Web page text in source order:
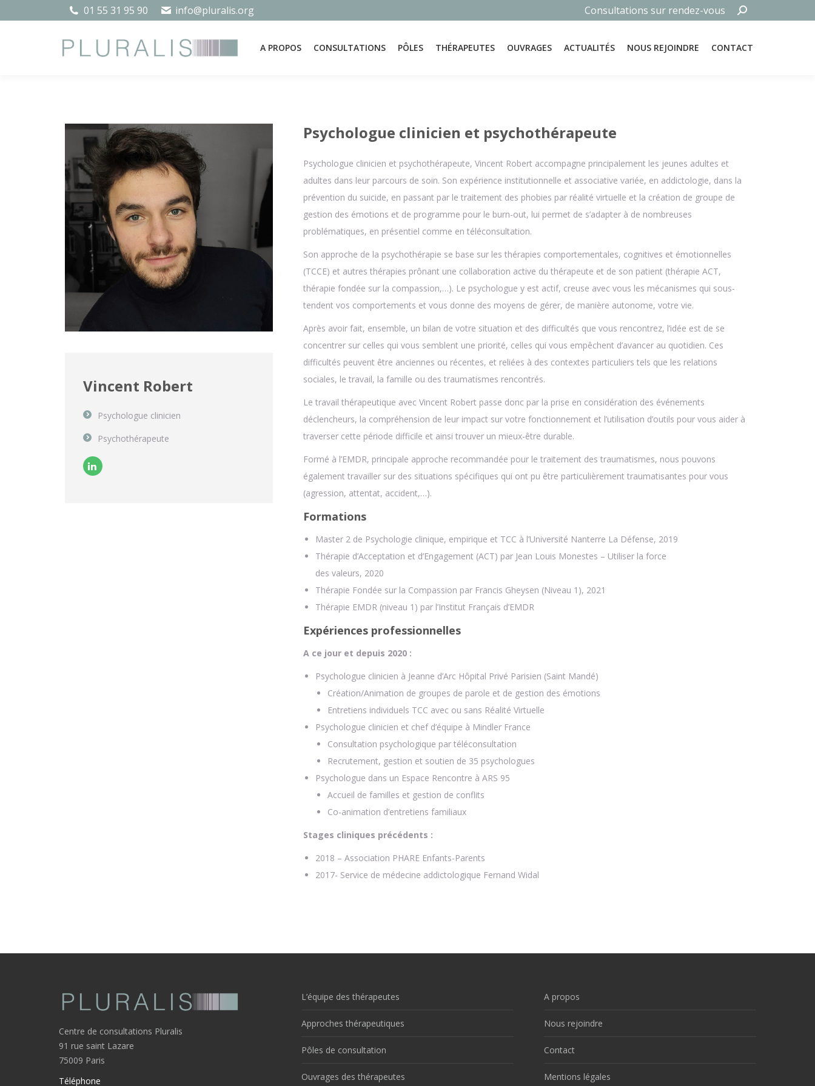
01 55 31 95 90 info@pluralis.org Consultations sur rendez-vous
Recherche
:
A PROPOS CONSULTATIONS PÔLES THÉRAPEUTES OUVRAGES ACTUALITÉS NOUS REJOINDRE CONTACT
Vincent Robert
Psychologue clinicien
Psychothérapeute
Psychologue clinicien et psychothérapeute
Psychologue clinicien et psychothérapeute, Vincent Robert accompagne principalement les jeunes adultes et
adultes dans leur parcours de soin. Son expérience institutionnelle et associative variée, en addictologie, dans la
prévention du suicide, en passant par le traitement des phobies par réalité virtuelle et la création de groupe de
gestion des émotions et de programme pour le burn-out, lui permet de s’adapter à de nombreuses
problématiques, en présentiel comme en téléconsultation.
Son approche de la psychothérapie se base sur les thérapies comportementales, cognitives et émotionnelles
(TCCE) et autres thérapies prônant une collaboration active du thérapeute et de son patient (thérapie ACT,
thérapie fondée sur la compassion,…). Le psychologue y est actif, creuse avec vous les mécanismes qui sous-
tendent vos comportements et vous donne des moyens de gérer, de manière autonome, votre vie.
Après avoir fait, ensemble, un bilan de votre situation et des difficultés que vous rencontrez, l’idée est de se
concentrer sur celles qui vous semblent une priorité, celles qui vous empêchent d’avancer au quotidien. Ces
difficultés peuvent être anciennes ou récentes, et reliées à des contextes particuliers tels que les relations
sociales, le travail, la famille ou des traumatismes rencontrés.
Le travail thérapeutique avec Vincent Robert passe donc par la prise en considération des événements
déclencheurs, la compréhension de leur impact sur votre fonctionnement et l’utilisation d’outils pour vous aider à
traverser cette période difficile et ainsi trouver un mieux-être durable.
Formé à l’EMDR, principale approche recommandée pour le traitement des traumatismes, nous pouvons
également travailler sur des situations spécifiques qui ont pu être particulièrement traumatisantes pour vous
(agression, attentat, accident,…).
Formations
Master 2 de Psychologie clinique, empirique et TCC à l’Université Nanterre La Défense, 2019
Thérapie d’Acceptation et d’Engagement (ACT) par Jean Louis Monestes – Utiliser la force
des valeurs, 2020
Thérapie Fondée sur la Compassion par Francis Gheysen (Niveau 1), 2021
Thérapie EMDR (niveau 1) par l’Institut Français d’EMDR
Expériences professionnelles
A ce jour et depuis 2020 :
Psychologue clinicien à Jeanne d’Arc Hôpital Privé Parisien (Saint Mandé)
Création/Animation de groupes de parole et de gestion des émotions
Entretiens individuels TCC avec ou sans Réalité Virtuelle
Psychologue clinicien et chef d’équipe à Mindler France
Consultation psychologique par téléconsultation
Recrutement, gestion et soutien de 35 psychologues
Psychologue dans un Espace Rencontre à ARS 95
Accueil de familles et gestion de conflits
Co-animation d’entretiens familiaux
Stages cliniques précédents :
2018 – Association PHARE Enfants-Parents
2017- Service de médecine addictologique Fernand Widal
Centre de consultations Pluralis
91 rue saint Lazare
75009 Paris
Téléphone
L’équipe des thérapeutes
Approches thérapeutiques
Pôles de consultation
Ouvrages des thérapeutes
A propos
Nous rejoindre
Contact
Mentions légales
A PROPOS CONSULTATIONS PÔLES THÉRAPEUTES OUVRAGES ACTUALITÉS NOUS REJOINDRE CONTACT